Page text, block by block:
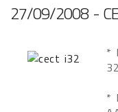
27/09/2008 -
*
*